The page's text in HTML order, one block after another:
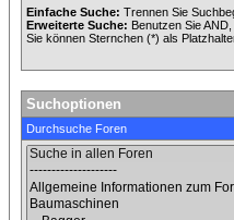
Einfache Suche: Trennen Sie
Erweiterte Suche: Benutzen Sie
Sie können Sternchen (*) als
Suchoptionen
Durchsuche Foren